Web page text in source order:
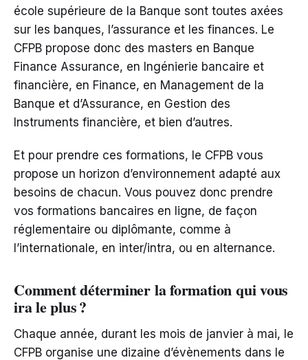
école supérieure de la Banque sont toutes axées
sur les banques, l’assurance et les finances. Le
CFPB propose donc des masters en Banque
Finance Assurance, en Ingénierie bancaire et
financière, en Finance, en Management de la
Banque et d’Assurance, en Gestion des
Instruments financière, et bien d’autres.
Et pour prendre ces formations, le CFPB vous
propose un horizon d’environnement adapté aux
besoins de chacun. Vous pouvez donc prendre
vos formations bancaires en ligne, de façon
réglementaire ou diplômante, comme à
l’internationale, en inter/intra, ou en alternance.
Comment déterminer la formation qui vous
ira le plus ?
Chaque année, durant les mois de janvier à mai, le
CFPB organise une dizaine d’évènements dans le